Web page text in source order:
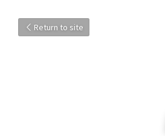
Return to site